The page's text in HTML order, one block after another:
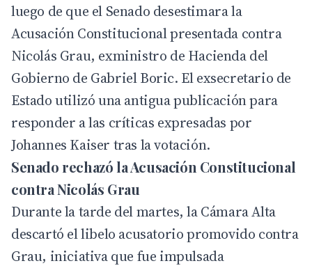
luego de que el Senado desestimara la
Acusación Constitucional presentada contra
Nicolás Grau, exministro de Hacienda del
Gobierno de Gabriel Boric. El exsecretario de
Estado utilizó una antigua publicación para
responder a las críticas expresadas por
Johannes Kaiser tras la votación.
Senado rechazó la Acusación Constitucional
contra Nicolás Grau
Durante la tarde del martes, la Cámara Alta
descartó el libelo acusatorio promovido contra
Grau, iniciativa que fue impulsada